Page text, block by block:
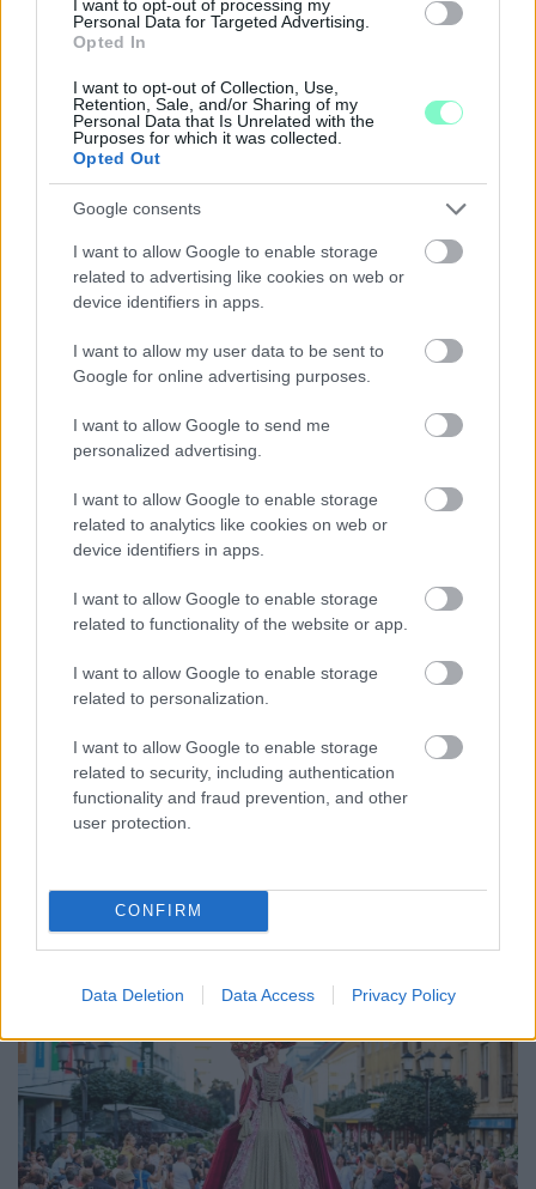
I want to opt-out of processing my
Personal Data for Targeted Advertising.
Opted In
I want to opt-out of Collection, Use,
Retention, Sale, and/or Sharing of my
Personal Data that Is Unrelated with the
Purposes for which it was collected.
Opted Out
Google consents
I want to allow Google to enable storage
related to advertising like cookies on web or
device identifiers in apps.
I want to allow my user data to be sent to
Google for online advertising purposes.
I want to allow Google to send me
personalized advertising.
I want to allow Google to enable storage
related to analytics like cookies on web or
device identifiers in apps.
I want to allow Google to enable storage
related to functionality of the website or app.
I want to allow Google to enable storage
related to personalization.
I want to allow Google to enable storage
related to security, including authentication
functionality and fraud prevention, and other
user protection.
CONFIRM
Data Deletion Data Access Privacy Policy
KIVÁLÓ PROGRAM VÁR MINDENKIT EZEN A HÉTVÉGÉN
GYŐRBEN
Középpontban a hagyományőrzés, de lesz Pogány Induló és
Szólj hozzá!
ENERGIATAKARÉKOSSÁG: KORÁBBAN KEZDŐDIK
MÉRKŐZÉSE
Az energiaellátás tehermentesítése érdekében másfél órával
előrébb hozták a Brest Bretagne Handball elleni találkozó